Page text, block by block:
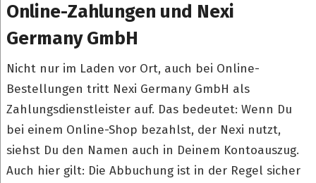
Online-Zahlungen und Nexi
Germany GmbH
Nicht nur im Laden vor Ort, auch bei Online-
Bestellungen tritt Nexi Germany GmbH als
Zahlungsdienstleister auf. Das bedeutet: Wenn Du
bei einem Online-Shop bezahlst, der Nexi nutzt,
siehst Du den Namen auch in Deinem Kontoauszug.
Auch hier gilt: Die Abbuchung ist in der Regel sicher